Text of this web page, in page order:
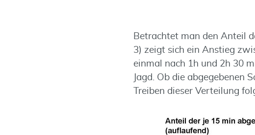
Betrachtet man den Anteil
3) zeigt sich ein Anstieg
einmal nach 1h und 2h 30
Jagd. Ob die abgegebenen
Treiben dieser Verteilung